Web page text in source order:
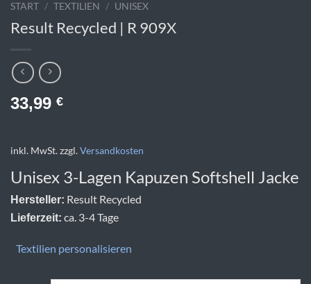
START / TEXTILIEN / UNISEX
Result Recycled | R 909X
33,99 €
inkl. MwSt.zzgl.Versandkosten
Unisex 3-Lagen Kapuzen Softshell Jacke
Hersteller: Result Recycled
Lieferzeit: ca. 3-4 Tage
Textilien personalisieren